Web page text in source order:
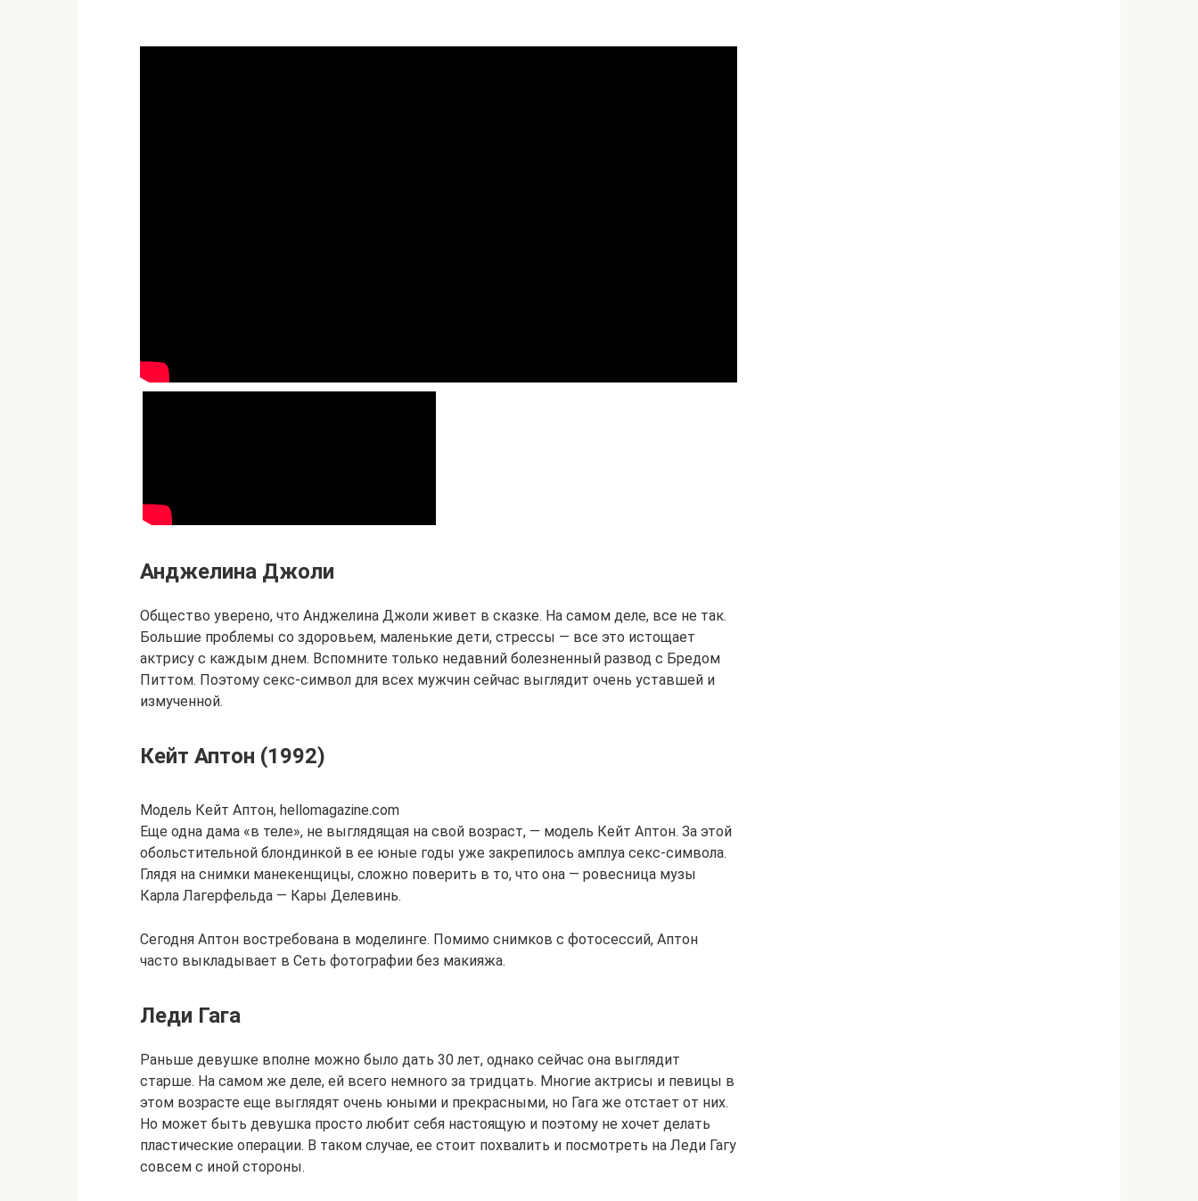
Анджелина Джоли
Общество уверено, что Анджелина Джоли живет в сказке. На самом деле, все не так.
Большие проблемы со здоровьем, маленькие дети, стрессы — все это истощает
актрису с каждым днем. Вспомните только недавний болезненный развод с Бредом
Питтом. Поэтому секс-символ для всех мужчин сейчас выглядит очень уставшей и
измученной.
Кейт Аптон (1992)
Модель Кейт Аптон, hellomagazine.com
Еще одна дама «в теле», не выглядящая на свой возраст, — модель Кейт Аптон. За этой
обольстительной блондинкой в ее юные годы уже закрепилось амплуа секс-символа.
Глядя на снимки манекенщицы, сложно поверить в то, что она — ровесница музы
Карла Лагерфельда — Кары Делевинь.
Сегодня Аптон востребована в моделинге. Помимо снимков с фотосессий, Аптон
часто выкладывает в Сеть фотографии без макияжа.
Леди Гага
Раньше девушке вполне можно было дать 30 лет, однако сейчас она выглядит
старше. На самом же деле, ей всего немного за тридцать. Многие актрисы и певицы в
этом возрасте еще выглядят очень юными и прекрасными, но Гага же отстает от них.
Но может быть девушка просто любит себя настоящую и поэтому не хочет делать
пластические операции. В таком случае, ее стоит похвалить и посмотреть на Леди Гагу
совсем с иной стороны.